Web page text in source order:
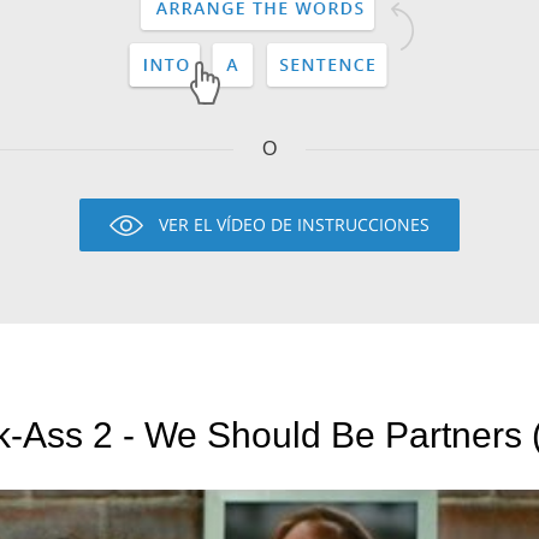
O
VER EL VÍDEO DE INSTRUCCIONES
Ass 2 - We Should Be Partners